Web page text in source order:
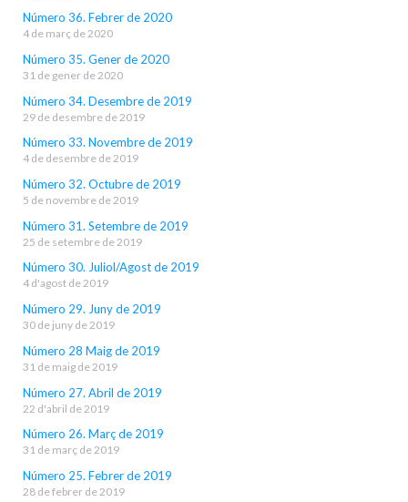
Número 36. Febrer de 2020
4 de març de 2020
Número 35. Gener de 2020
31 de gener de 2020
Número 34. Desembre de 2019
29 de desembre de 2019
Número 33. Novembre de 2019
4 de desembre de 2019
Número 32. Octubre de 2019
5 de novembre de 2019
Número 31. Setembre de 2019
25 de setembre de 2019
Número 30. Juliol/Agost de 2019
4 d'agost de 2019
Número 29. Juny de 2019
30 de juny de 2019
Número 28 Maig de 2019
31 de maig de 2019
Número 27. Abril de 2019
22 d'abril de 2019
Número 26. Març de 2019
31 de març de 2019
Número 25. Febrer de 2019
28 de febrer de 2019